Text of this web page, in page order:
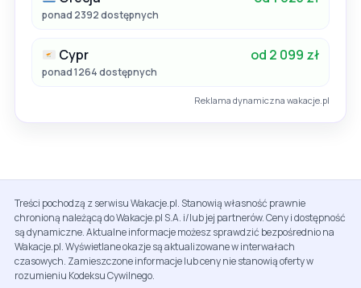
ponad 2392 dostępnych
Cypr od 2 099 zł
ponad 1264 dostępnych
Reklama dynamiczna wakacje.pl
Treści pochodzą z serwisu Wakacje.pl. Stanowią własność prawnie
chronioną należącą do Wakacje.pl S.A. i/lub jej partnerów. Ceny i dostępność
są dynamiczne. Aktualne informacje możesz sprawdzić bezpośrednio na
Wakacje.pl. Wyświetlane okazje są aktualizowane w interwałach
czasowych. Zamieszczone informacje lub ceny nie stanowią oferty w
rozumieniu Kodeksu Cywilnego.